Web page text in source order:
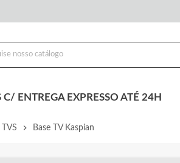
ENTREGA EXPRESSO ATÉ 24H
TVS chevron_right Base TV Kaspian